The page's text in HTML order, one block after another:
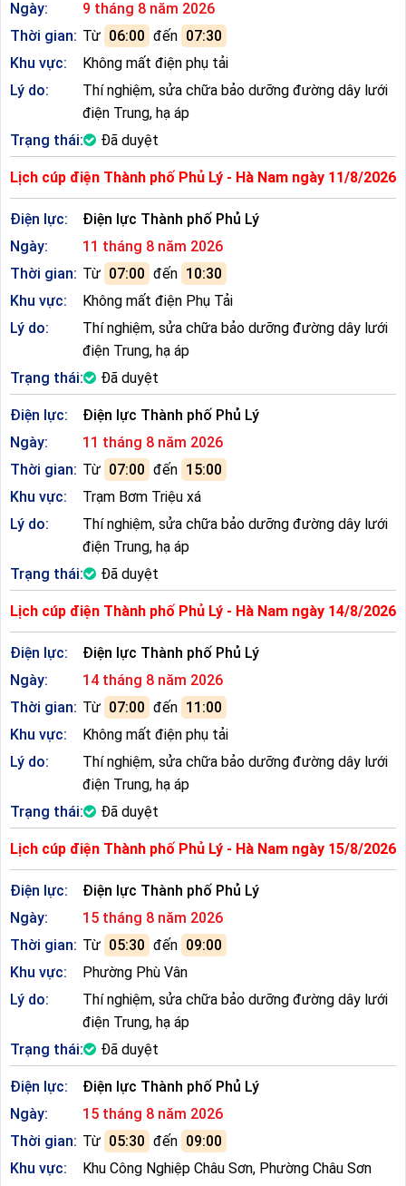
Ngày:
9 tháng 8 năm 2026
Thời gian: Từ 06:00 đến 07:30
Khu vực:
Không mất điện phụ tải
Lý do:
Thí nghiệm, sửa chữa bảo dưỡng đường dây lưới
điện Trung, hạ áp
Trạng thái:
Đã duyệt
Lịch cúp điện Thành phố Phủ Lý - Hà Nam ngày 11/8/2026
Điện lực:
Điện lực Thành phố Phủ Lý
Ngày:
11 tháng 8 năm 2026
Thời gian: Từ 07:00 đến 10:30
Khu vực:
Không mất điện Phụ Tải
Lý do:
Thí nghiệm, sửa chữa bảo dưỡng đường dây lưới
điện Trung, hạ áp
Trạng thái:
Đã duyệt
Điện lực:
Điện lực Thành phố Phủ Lý
Ngày:
11 tháng 8 năm 2026
Thời gian: Từ 07:00 đến 15:00
Khu vực:
Trạm Bơm Triệu xá
Lý do:
Thí nghiệm, sửa chữa bảo dưỡng đường dây lưới
điện Trung, hạ áp
Trạng thái:
Đã duyệt
Lịch cúp điện Thành phố Phủ Lý - Hà Nam ngày 14/8/2026
Điện lực:
Điện lực Thành phố Phủ Lý
Ngày:
14 tháng 8 năm 2026
Thời gian: Từ 07:00 đến 11:00
Khu vực:
Không mất điện phụ tải
Lý do:
Thí nghiệm, sửa chữa bảo dưỡng đường dây lưới
điện Trung, hạ áp
Trạng thái:
Đã duyệt
Lịch cúp điện Thành phố Phủ Lý - Hà Nam ngày 15/8/2026
Điện lực:
Điện lực Thành phố Phủ Lý
Ngày:
15 tháng 8 năm 2026
Thời gian: Từ 05:30 đến 09:00
Khu vực:
Phường Phù Vân
Lý do:
Thí nghiệm, sửa chữa bảo dưỡng đường dây lưới
điện Trung, hạ áp
Trạng thái:
Đã duyệt
Điện lực:
Điện lực Thành phố Phủ Lý
Ngày:
15 tháng 8 năm 2026
Thời gian: Từ 05:30 đến 09:00
Khu vực:
Khu Công Nghiệp Châu Sơn, Phường Châu Sơn